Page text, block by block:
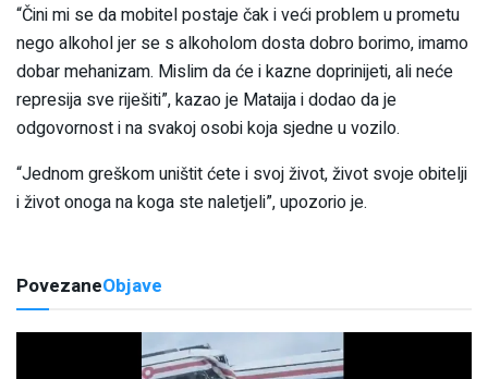
“Čini mi se da mobitel postaje čak i veći problem u prometu
nego alkohol jer se s alkoholom dosta dobro borimo, imamo
dobar mehanizam. Mislim da će i kazne doprinijeti, ali neće
represija sve riješiti”, kazao je Mataija i dodao da je
odgovornost i na svakoj osobi koja sjedne u vozilo.
“Jednom greškom uništit ćete i svoj život, život svoje obitelji
i život onoga na koga ste naletjeli”, upozorio je.
PovezaneObjave